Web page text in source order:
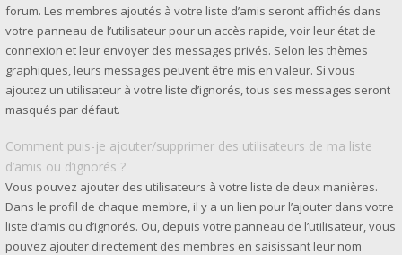
forum. Les membres ajoutés à votre liste d’amis seront affichés dans
votre panneau de l’utilisateur pour un accès rapide, voir leur état de
connexion et leur envoyer des messages privés. Selon les thèmes
graphiques, leurs messages peuvent être mis en valeur. Si vous
ajoutez un utilisateur à votre liste d’ignorés, tous ses messages seront
masqués par défaut.
Comment puis-je ajouter/supprimer des utilisateurs de ma liste
d’amis ou d’ignorés ?
Vous pouvez ajouter des utilisateurs à votre liste de deux manières.
Dans le profil de chaque membre, il y a un lien pour l’ajouter dans votre
liste d’amis ou d’ignorés. Ou, depuis votre panneau de l’utilisateur, vous
pouvez ajouter directement des membres en saisissant leur nom